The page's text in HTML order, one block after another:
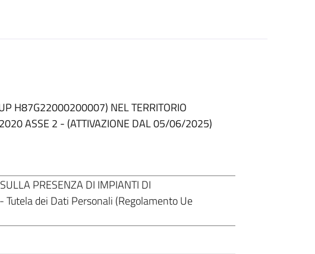
H87G22000200007) NEL TERRITORIO
ASSE 2 - (ATTIVAZIONE DAL 05/06/2025)
PRESENZA DI IMPIANTI DI
Tutela dei Dati Personali (Regolamento Ue